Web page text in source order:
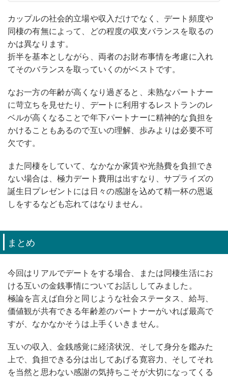
カップルの社会的立場や収入だけでなく、デート頻度や
同棲の有無によって、どの程度の収支バランスを取るの
かは異なります。
折半を基本としながら、両者のお財布事情を考慮に入れ
てそのバランスを取っていくのがベストです。
なお一方の年齢が高くなり過ぎると、未熟なパートナー
に苛立ちを見せたり、デートに利用するレストランのレ
ベルが高くなることで年下パートナーに精神的な負担を
かけることもあるので互いの理解、歩みよりは必要不可
欠です。
また同棲をしていて、なかなか家賃や光熱費を負担でき
ない場合は、極力デート費用は出すなり、サプライズの
誕生日プレゼントには日々の感謝を込めて精一杯の恩返
しをするなども忘れてはなりません。
まとめ
今回はリアルでデートをする場合、または同棲生活にお
ける互いの金銭事情についてお話ししてみました。
極論を言えば自分と同じような社会ステータス、給与、
価値観が共有できる年齢差のパートナーがいれば最高で
すが、なかなかそうは上手くいきません。
互いの収入、金銭感覚に経済状況、そして身分を鑑みた
上で、負担できる分は出してあげる寛容力、そしてそれ
を当然と思わない感謝の気持ちこそが大切になってくる